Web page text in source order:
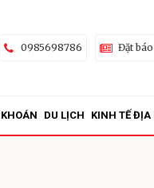
0985698786 Đặt báo
DU LỊCH KINH TẾ ĐỊA